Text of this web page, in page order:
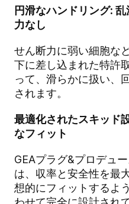
円滑なハンドリング:
力なし
せん断力に弱い細胞な
下に差し込まれた特許
って、滑らかに扱い、
されます。
最適化されたスキッド
なフィット
GEAプラグ&プロデュ
は、収率と安全性を最
想的にフィットするよ